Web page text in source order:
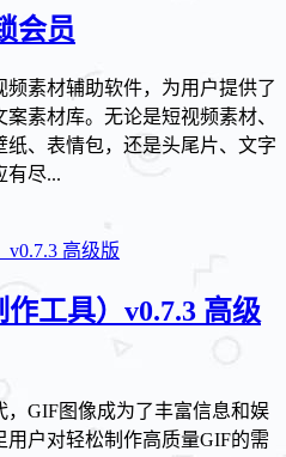
会员
素材辅助软件，为用户提供了
素材库。无论是短视频素材、
、表情包，还是头尾片、文字
有尽...
工具）v0.7.3 高级
GIF图像成为了丰富信息和娱
户对轻松制作高质量GIF的需